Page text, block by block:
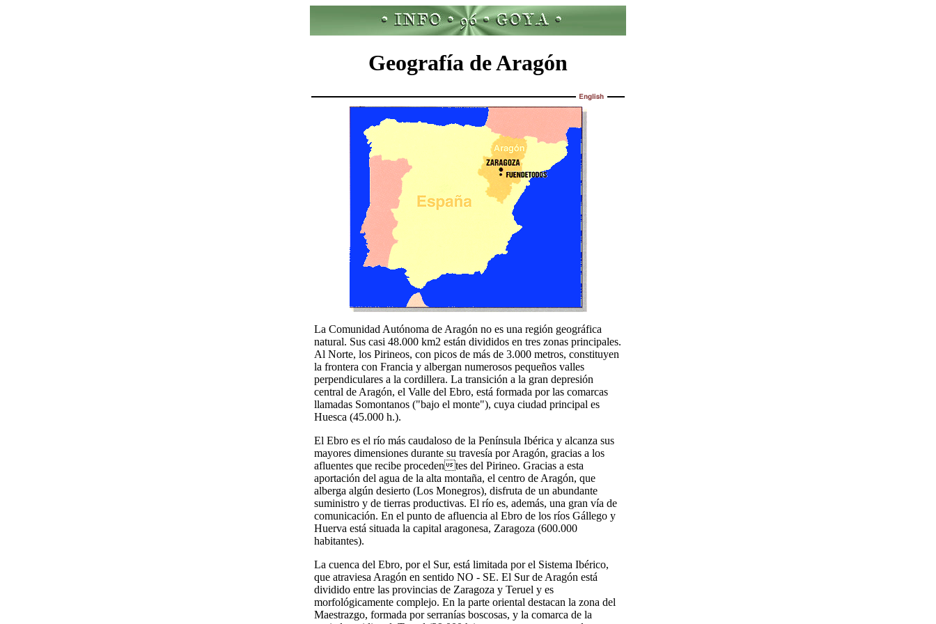
Geografía de Aragón
La Comunidad Autónoma de Aragón no es una región geográfica
natural. Sus casi 48.000 km2 están divididos en tres zonas principales.
Al Norte, los Pirineos, con picos de más de 3.000 metros, constituyen
la frontera con Francia y albergan numerosos pequeños valles
perpendiculares a la cordillera. La transición a la gran depresión
central de Aragón, el Valle del Ebro, está formada por las comarcas
llamadas Somontanos ("bajo el monte"), cuya ciudad principal es
Huesca (45.000 h.).
El Ebro es el río más caudaloso de la Península Ibérica y alcanza sus
mayores dimensiones durante su travesía por Aragón, gracias a los
afluentes que recibe procedentes del Pirineo. Gracias a esta
aportación del agua de la alta montaña, el centro de Aragón, que
alberga algún desierto (Los Monegros), disfruta de un abundante
suministro y de tierras productivas. El río es, además, una gran vía de
comunicación. En el punto de afluencia al Ebro de los ríos Gállego y
Huerva está situada la capital aragonesa, Zaragoza (600.000
habitantes).
La cuenca del Ebro, por el Sur, está limitada por el Sistema Ibérico,
que atraviesa Aragón en sentido NO - SE. El Sur de Aragón está
dividido entre las provincias de Zaragoza y Teruel y es
morfológicamente complejo. En la parte oriental destacan la zona del
Maestrazgo, formada por serranías boscosas, y la comarca de la